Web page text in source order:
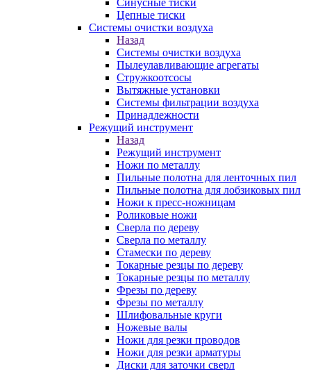
Синусные тиски
Цепные тиски
Системы очистки воздуха
Назад
Системы очистки воздуха
Пылеулавливающие агрегаты
Стружкоотсосы
Вытяжные установки
Системы фильтрации воздуха
Принадлежности
Режущий инструмент
Назад
Режущий инструмент
Ножи по металлу
Пильные полотна для ленточных пил
Пильные полотна для лобзиковых пил
Ножи к пресс-ножницам
Роликовые ножи
Сверла по дереву
Сверла по металлу
Стамески по дереву
Токарные резцы по дереву
Токарные резцы по металлу
Фрезы по дереву
Фрезы по металлу
Шлифовальные круги
Ножевые валы
Ножи для резки проводов
Ножи для резки арматуры
Диски для заточки сверл